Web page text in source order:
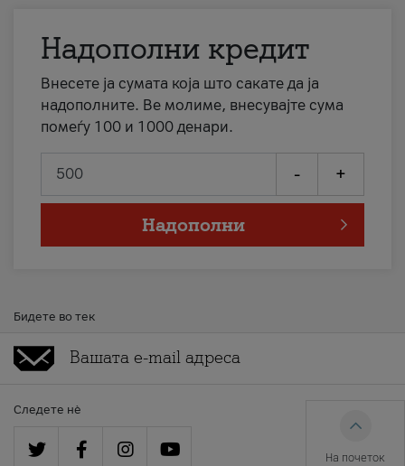
Надополни кредит
Внесете ја сумата која што сакате да ја
надополните. Ве молиме, внесувајте сума
помеѓу 100 и 1000 денари.
- +
Надополни
Бидете во тек
Следете нè
На почеток